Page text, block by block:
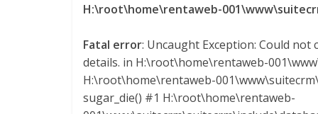
e
d
H:\root\home\rentaweb-
Fatal error: Uncaught Exception: Could
details. in H:\root\home\rentaweb-
H:\root\home\rentaweb-
sugar_die() #1 H:\root\home\rentaweb-